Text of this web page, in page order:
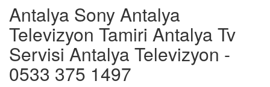
Antalya Sony Antalya
Televizyon Tamiri Antalya Tv
Servisi Antalya Televizyon -
0533 375 1497